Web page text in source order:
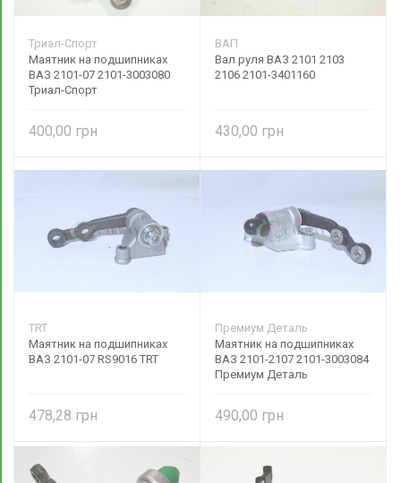
Триал-Спорт
Маятник на подшипниках
ВАЗ 2101-07 2101-3003080
Триал-Спорт
400,00
ВАП
Вал руля ВАЗ 2101 2103
2106 2101-3401160
430,00
TRT
Маятник на подшипниках
ВАЗ 2101-07 RS9016 TRT
478,28
Премиум Деталь
Маятник на подшипниках
ВАЗ 2101-2107 2101-3003084
Премиум Деталь
490,00